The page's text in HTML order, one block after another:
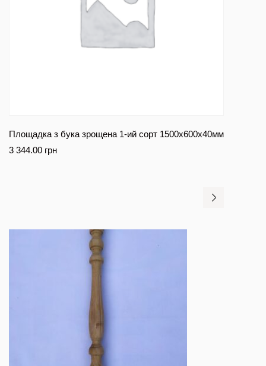
Площадка з бука зрощена 1-ий сорт 1500х600х40мм
3 344.00 грн